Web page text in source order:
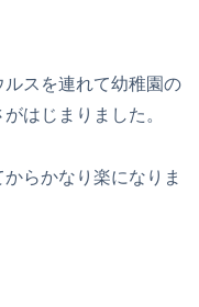
スを連れて幼稚園の
はじまりました。
らかなり楽になりま